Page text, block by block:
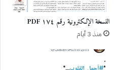
النسخة الإلكترونية رقم ١٧٤ PDF
منذ 3 أيام